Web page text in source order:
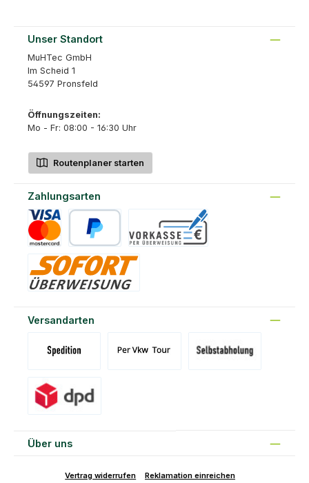
Unser Standort
MuHTec GmbH
Im Scheid 1
54597 Pronsfeld
Öffnungszeiten:
Mo - Fr: 08:00 - 16:30 Uhr
Routenplaner starten
Zahlungsarten
Versandarten
Über uns
Vertrag widerrufen
Reklamation einreichen